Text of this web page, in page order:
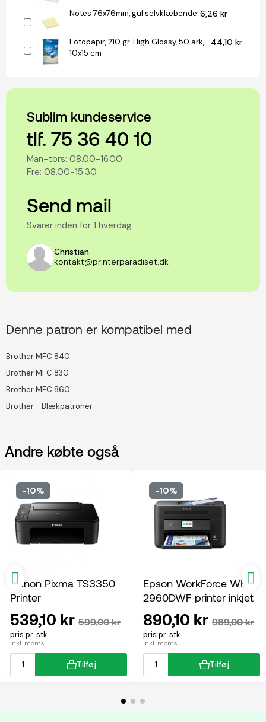
Notes 76x76mm, gul selvklæbende 6,26 kr
Fotopapir, 210 gr. High Glossy, 50 ark,
10x15 cm
44,10 kr
Sublim kundeservice
tlf. 75 36 40 10
Man-tors: 08.00-16.00
Fre: 08.00-15:30
Send mail
Svarer inden for 1 hverdag
Christian
kontakt@printerparadiset.dk
Denne patron er kompatibel med
Brother MFC 840
Brother MFC 830
Brother MFC 860
Brother - Blækpatroner
Andre købte også
-10%
Canon Pixma TS3350
Printer
pris pr. stk.
inkl. moms
539,10 kr 599,00 kr
Tilføj
-10%
Epson WorkForce WF-
2960DWF printer inkjet
multifunktion
pris pr. stk.
inkl. moms
890,10 kr 989,00 kr
Tilføj